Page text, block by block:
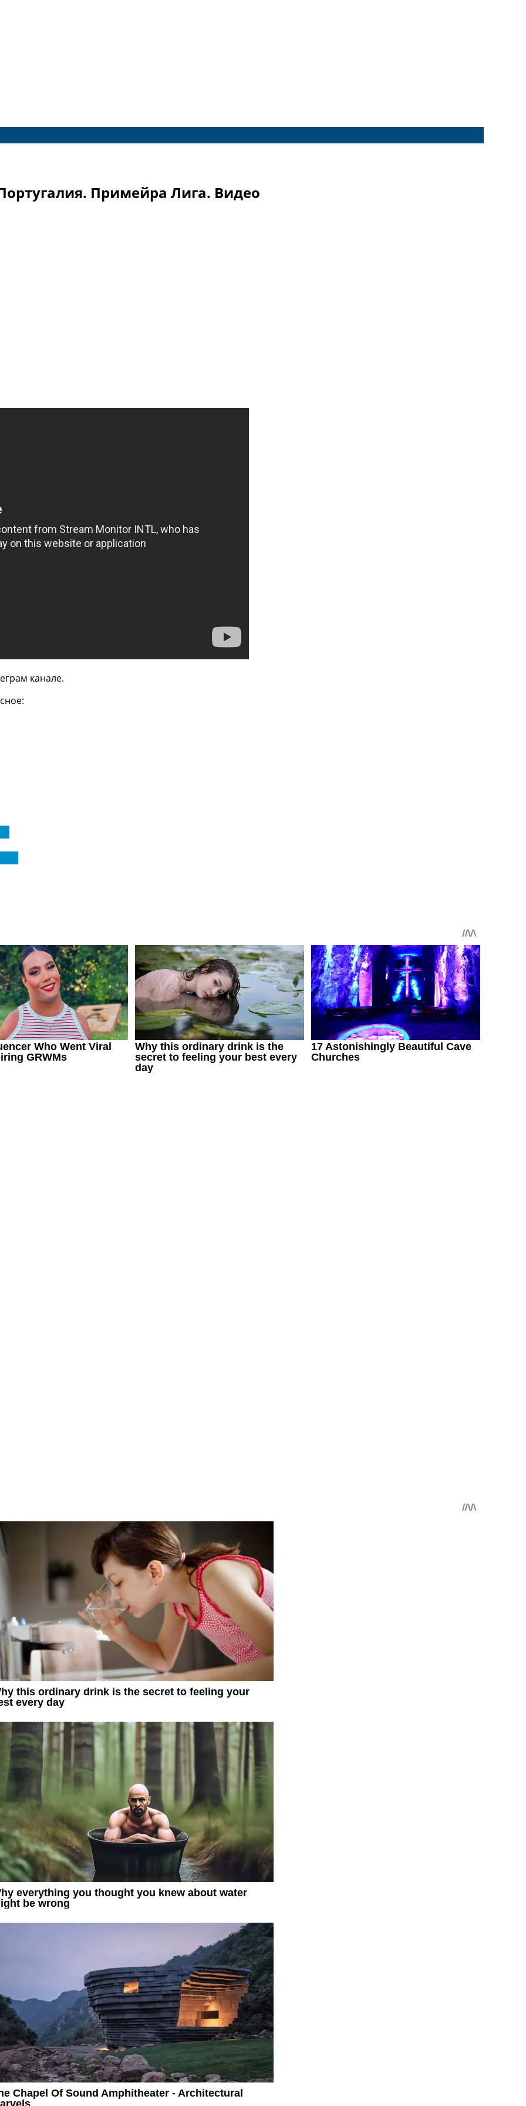
Примейра Лига. Видео
канале.